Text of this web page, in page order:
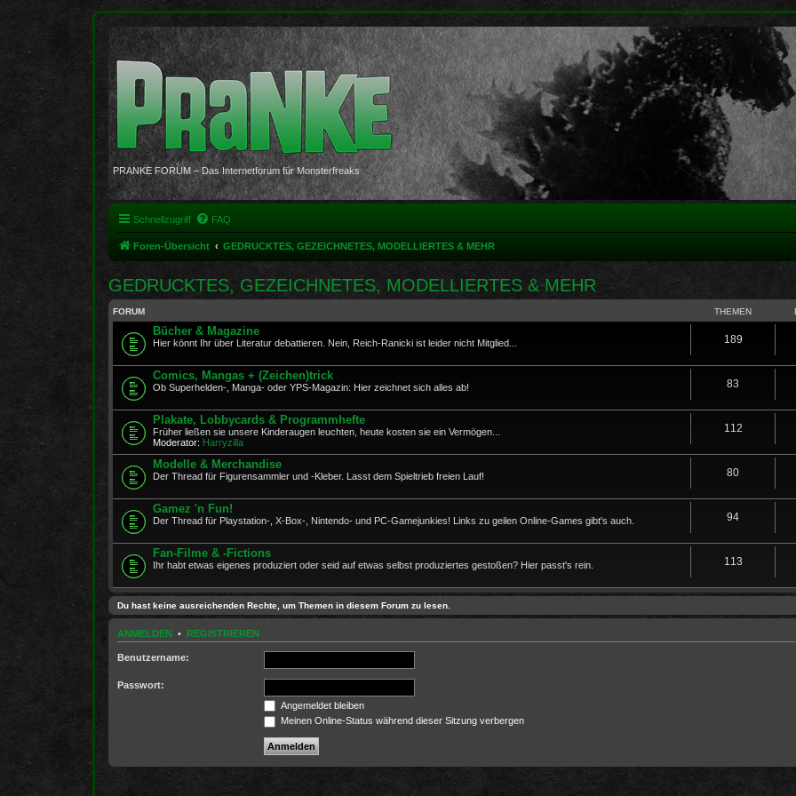
PRANKE FORUM – Das Internetforum für Monsterfreaks
Schnellzugriff FAQ
Foren-Übersicht GEDRUCKTES, GEZEICHNETES, MODELLIERTES & MEHR
GEDRUCKTES, GEZEICHNETES, MODELLIERTES & MEHR
FORUM THEMEN
Bücher & Magazine
Hier könnt Ihr über Literatur debattieren. Nein, Reich-Ranicki ist leider nicht Mitglied... 189
Comics, Mangas + (Zeichen)trick
Ob Superhelden-, Manga- oder YPS-Magazin: Hier zeichnet sich alles ab! 83
Plakate, Lobbycards & Programmhefte
Früher ließen sie unsere Kinderaugen leuchten, heute kosten sie ein Vermögen...
Moderator: Harryzilla
112
Modelle & Merchandise
Der Thread für Figurensammler und -Kleber. Lasst dem Spieltrieb freien Lauf! 80
Gamez 'n Fun!
Der Thread für Playstation-, X-Box-, Nintendo- und PC-Gamejunkies! Links zu geilen Online-Games gibt's auch. 94
Fan-Filme & -Fictions
Ihr habt etwas eigenes produziert oder seid auf etwas selbst produziertes gestoßen? Hier passt's rein. 113
Du hast keine ausreichenden Rechte, um Themen in diesem Forum zu lesen.
ANMELDEN • REGISTRIEREN
Benutzername:
Passwort:
Angemeldet bleiben
Meinen Online-Status während dieser Sitzung verbergen